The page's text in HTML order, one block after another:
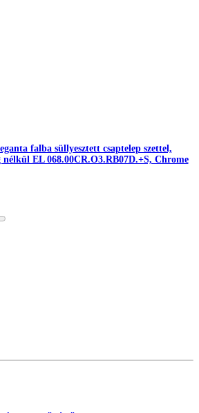
falba süllyesztett csaptelep szettel,
nélkül EL 068.00CR.O3.RB07D.+S, Chrome